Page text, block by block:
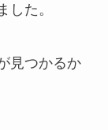
した。
見つかるか